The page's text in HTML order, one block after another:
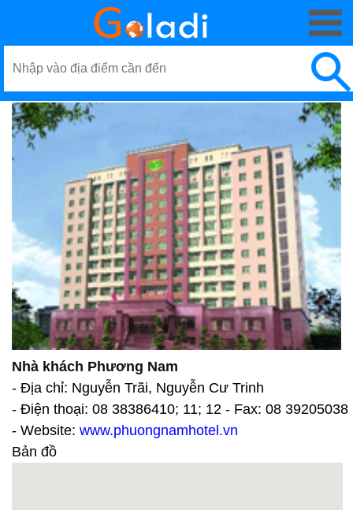
Nhà khách Phương Nam
- Địa chỉ: Nguyễn Trãi, Nguyễn Cư Trinh
- Điện thoại: 08 38386410; 11; 12 - Fax: 08 39205038
- Website: www.phuongnamhotel.vn
Bản đồ